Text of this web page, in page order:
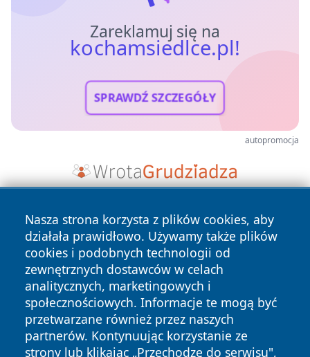
Zareklamuj się na
kochamsiedlce.pl!
SPRAWDŹ SZCZEGÓŁY
autopromocja
Nasza strona korzysta z plików cookies, aby
działała prawidłowo. Używamy także plików
cookies i podobnych technologii od
zewnętrznych dostawców w celach
analitycznych, marketingowych i
społecznościowych. Informacje te mogą być
przetwarzane również przez naszych
partnerów. Kontynuując korzystanie ze
strony lub klikając „Przechodzę do serwisu",
Copyright © 2026 kochamsiedlce.pl Wszystkie prawa
zastrzeżone.